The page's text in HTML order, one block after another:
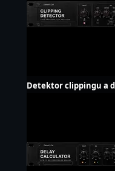
Detektor clippingu a